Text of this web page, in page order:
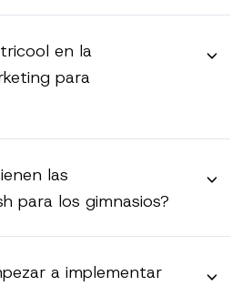
en la
para
las
para los gimnasios?
a implementar